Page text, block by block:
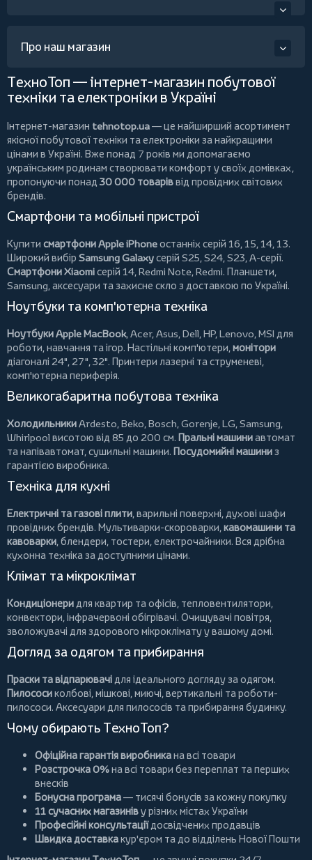
Про наш магазин
ТехноТоп — інтернет-магазин побутової
техніки та електроніки в Україні
Інтернет-магазин tehnotop.ua— це найширший асортимент
якісної побутової техніки та електроніки за найкращими
цінами в Україні. Вже понад 7 років ми допомагаємо
українським родинам створювати комфорт у своїх домівках,
пропонуючи понад 30 000 товаріввід провідних світових
брендів.
Смартфони та мобільні пристрої
Купити смартфони Apple iPhoneостанніх серій 16, 15, 14, 13.
Широкий вибір Samsung Galaxyсерій S25, S24, S23, A-серії.
Смартфони Xiaomiсерій 14, Redmi Note, Redmi. Планшети,
Samsung, аксесуари тазахисне скло з доставкою по Україні.
Ноутбуки та комп'ютерна техніка
Ноутбуки Apple MacBook,Acer,Asus,Dell,HP,Lenovo,MSI для
роботи, навчання та ігор. Настільні комп'ютери,монітори
діагоналі 24", 27", 32". Принтери лазерні та струменеві,
комп'ютерна периферія.
Великогабаритна побутова техніка
ХолодильникиArdesto,Beko,Bosch,Gorenje,LG,Samsung,
Whirlpool висотою від 85 до 200 см. Пральні машиниавтомат
та напівавтомат,сушильні машини. Посудомийні машиниз
гарантією виробника.
Техніка для кухні
Електричні та газові плити, варильні поверхні, духові шафи
провідних брендів. Мультиварки-скороварки,кавомашини та
кавоварки,блендери, тостери,електрочайники. Вся дрібна
кухонна техніка за доступними цінами.
Клімат та мікроклімат
Кондиціонеридля квартир та офісів, тепловентилятори,
конвектори,інфрачервоні обігрівачі. Очищувачі повітря,
зволожувачі для здорового мікроклімату у вашому домі.
Догляд за одягом та прибирання
Праски та відпарювачідля ідеального догляду за одягом.
Пилососиколбові,мішкові,миючі,вертикальні тароботи-
пилососи. Аксесуари для пилососів та прибирання будинку.
Чому обирають ТехноТоп?
Офіційна гарантія виробникана всі товари
Розстрочка 0%на всі товари без переплат та перших
внесків
Бонусна програма— тисячі бонусів за кожну покупку
11 сучасних магазиніву різних містах України
Професійні консультаціїдосвідчених продавців
Швидка доставкакур'єром та до відділень Нової Пошти